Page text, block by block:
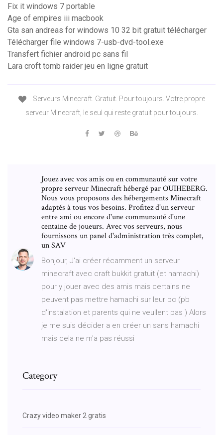
Fix it windows 7 portable
Age of empires iii macbook
Gta san andreas for windows 10 32 bit gratuit télécharger
Télécharger file windows 7-usb-dvd-tool.exe
Transfert fichier android pc sans fil
Lara croft tomb raider jeu en ligne gratuit
Serveurs Minecraft. Gratuit. Pour toujours. Votre propre
serveur Minecraft, le seul qui reste gratuit pour toujours.
Jouez avec vos amis ou en communauté sur votre
propre serveur Minecraft hébergé par OUIHEBERG.
Nous vous proposons des hébergements Minecraft
adaptés à tous vos besoins. Profitez d'un serveur
entre ami ou encore d'une communauté d'une
centaine de joueurs. Avec vos serveurs, nous
fournissons un panel d'administration très complet,
un SAV
Bonjour, J'ai créer récamment un serveur
minecraft avec craft bukkit gratuit (et hamachi)
pour y jouer avec des amis mais certains ne
peuvent pas mettre hamachi sur leur pc (pb
d'instalation et parents qui ne veullent pas ) Alors
je me suis décider a en créer un sans hamachi
mais cela ne m'a pas réussi
Category
Crazy video maker 2 gratis